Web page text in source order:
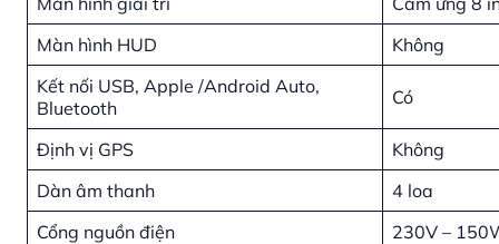
Màn hình HUD
Không
Kết nối USB, Apple /Android Auto,
Bluetooth
Có
Định vị GPS
Không
Dàn âm thanh
4 loa
Cổng nguồn điện
230V –